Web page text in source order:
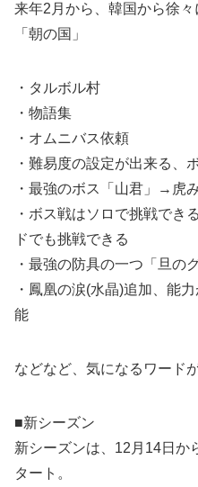
来年2月から、韓国から徐
「朝の国」
・タルボル村
・物語集
・オムニバス依頼
・難易度の設定が出来る、
・最強のボス「山君」→虎
・ボス戦はソロで挑戦でき
ドでも挑戦できる
・最強の防具の一つ「旦の
・鳳凰の涙(水晶)追加、能
能
などなど、気になるワード
■新シーズン
新シーズンは、12月14日か
タート。